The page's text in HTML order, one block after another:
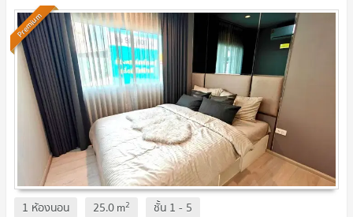
Premium
1 ห้องนอน 25.0m2 ชั้น 1 - 5